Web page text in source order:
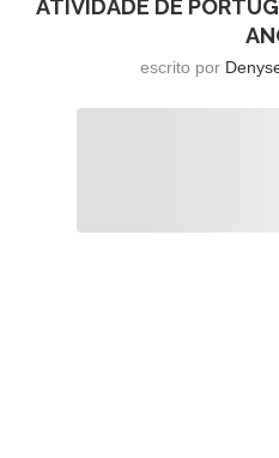
ATIVIDADE DE
escrito por